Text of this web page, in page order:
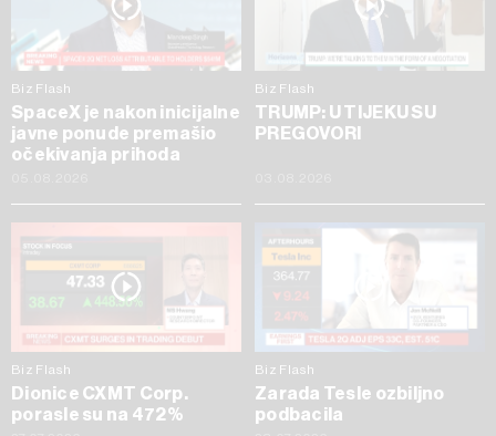
Biz Flash
SpaceX je nakon inicijalne
javne ponude premašio
očekivanja prihoda
Biz Flash
TRUMP: U TIJEKU SU
PREGOVORI
Biz Flash
Dionice CXMT Corp.
porasle su na 472%
Biz Flash
Zarada Tesle ozbiljno
podbacila